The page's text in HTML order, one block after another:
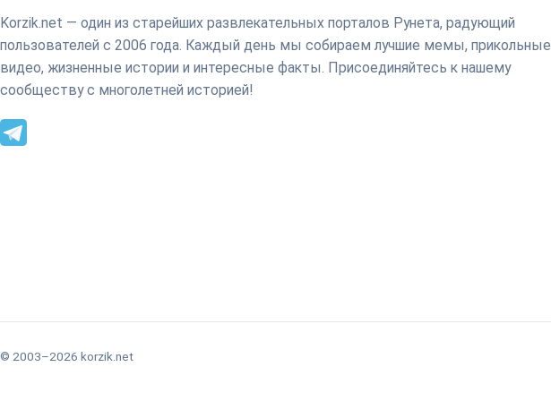
Korzik.net — один из старейших развлекательных порталов Рунета, радующий
пользователей с 2006 года. Каждый день мы собираем лучшие мемы, прикольные
видео, жизненные истории и интересные факты. Присоединяйтесь к нашему
сообществу с многолетней историей!
© 2003–2026 korzik.net